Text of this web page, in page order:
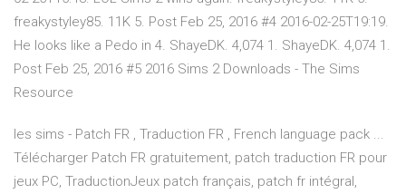
freakystyley85. 11K 5. Post Feb 25, 2016 #4 2016-02-25T19:19.
He looks like a Pedo in 4. ShayeDK. 4,074 1. ShayeDK. 4,074 1.
Post Feb 25, 2016 #5 2016 Sims 2 Downloads - The Sims
Resource
les sims - Patch FR , Traduction FR , French language pack ...
Télécharger Patch FR gratuitement, patch traduction FR pour
jeux PC, TraductionJeux patch français, patch fr intégral,